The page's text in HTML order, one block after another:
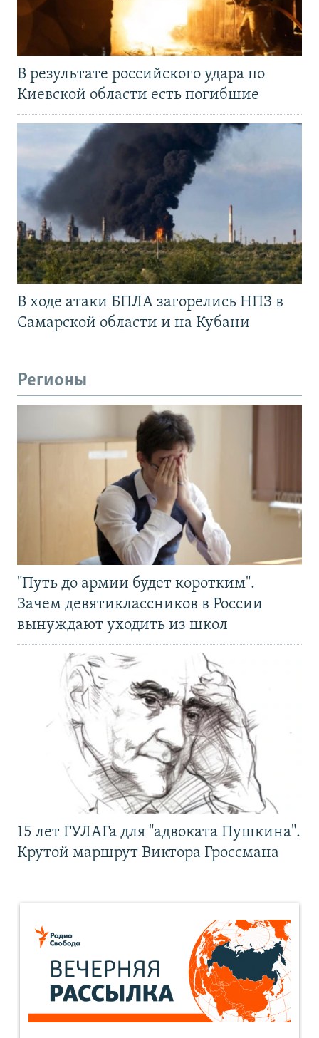
В результате российского удара по
Киевской области есть погибшие
В ходе атаки БПЛА загорелись НПЗ в
Самарской области и на Кубани
Регионы
"Путь до армии будет коротким".
Зачем девятиклассников в России
вынуждают уходить из школ
15 лет ГУЛАГа для "адвоката Пушкина".
Крутой маршрут Виктора Гроссмана